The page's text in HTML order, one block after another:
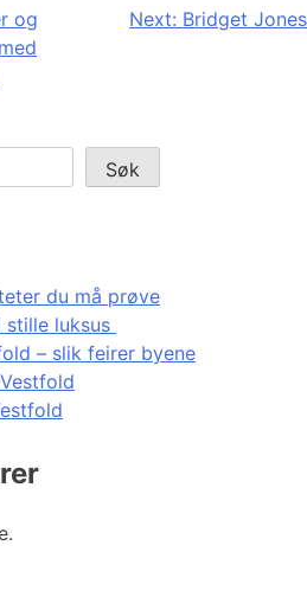
og
Next: Bridget Jones
Søk
du må prøve
luksus
– slik feirer byene